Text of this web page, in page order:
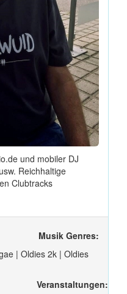
und mobiler DJ
Reichhaltige
Clubtracks
Musik Genres:
| Oldies 2k | Oldies
Veranstaltungen: